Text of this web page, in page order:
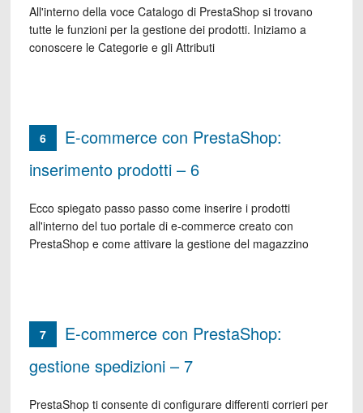
All'interno della voce Catalogo di PrestaShop si trovano
tutte le funzioni per la gestione dei prodotti. Iniziamo a
conoscere le Categorie e gli Attributi
6
E-commerce con PrestaShop:
inserimento prodotti – 6
Ecco spiegato passo passo come inserire i prodotti
all'interno del tuo portale di e-commerce creato con
PrestaShop e come attivare la gestione del magazzino
7
E-commerce con PrestaShop:
gestione spedizioni – 7
PrestaShop ti consente di configurare differenti corrieri per